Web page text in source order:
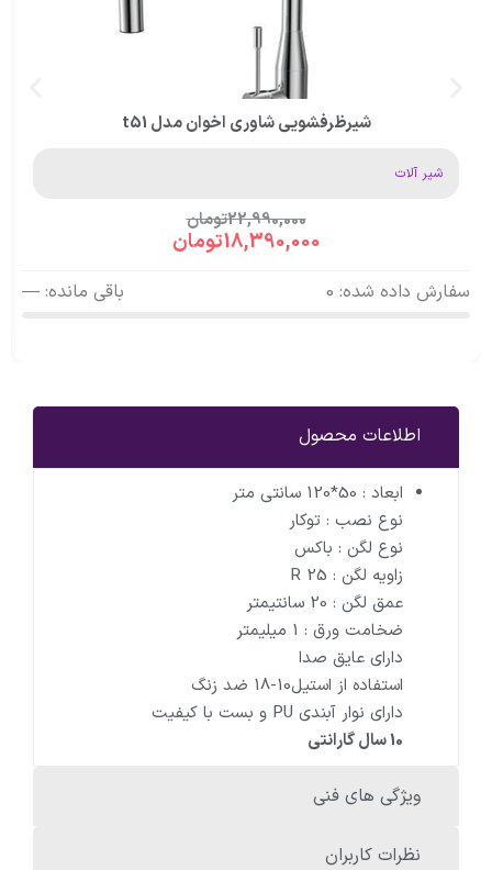
شیرظرفشویی شاوری اخوان مدل t51
شیر آلات
22,990,000تومان
18,390,000تومان
سفارش داده شده: 0 باقی مانده: —
اطلاعات محصول
ویژگی های فنی
نظرات کاربران
ابعاد : 50*120 سانتی متر
نوع نصب : توکار
نوع لگن : باکس
زاویه لگن : R 25
عمق لگن : 20 سانتیمتر
ضخامت ورق : 1 میلیمتر
داراى عایق صدا
استفاده از استیل10-18 ضد زنگ
داراى نوار آبندى PU و بست با کیفیت
10 سال گارانتی